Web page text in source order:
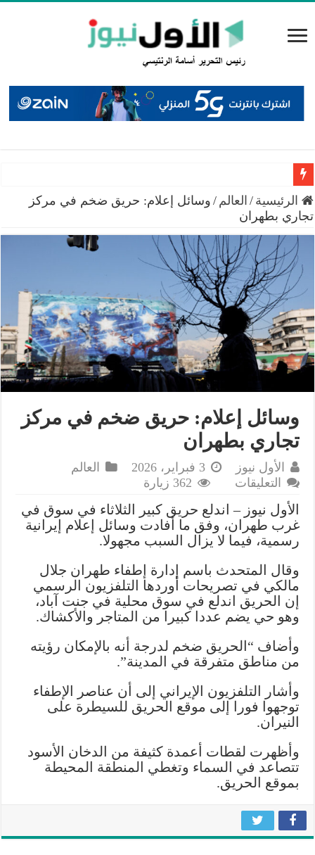
البيان الختامي لاجتماع عمّان: إطلاق منصة إعلامية لتوثيق
الرئيسية / العالم / وسائل إعلام: حريق ضخم في مركز
تجاري بطهران
وسائل إعلام: حريق ضخم في مركز
تجاري بطهران
الأول نيوز 3 فبراير، 2026
العالم
التعليقات
إعلام:
حريق
ضخم
مركز
تجاري
بطهران
مغلقة
362 زيارة
الأول نيوز – اندلع حريق كبير الثلاثاء في سوق في
غرب طهران، وفق ما أفادت وسائل إعلام إيرانية
رسمية، فيما لا يزال السبب مجهولا.
وقال المتحدث باسم إدارة إطفاء طهران جلال
مالكي في تصريحات أوردها التلفزيون الرسمي
إن الحريق اندلع في سوق محلية في جنت آباد،
وهو حي يضم عددا كبيرا من المتاجر والأكشاك.
وأضاف “الحريق ضخم لدرجة أنه بالإمكان رؤيته
من مناطق متفرقة في المدينة”.
وأشار التلفزيون الإيراني إلى أن عناصر الإطفاء
توجهوا فورا إلى موقع الحريق للسيطرة على
النيران.
وأظهرت لقطات أعمدة كثيفة من الدخان الأسود
تتصاعد في السماء وتغطي المنطقة المحيطة
بموقع الحريق.